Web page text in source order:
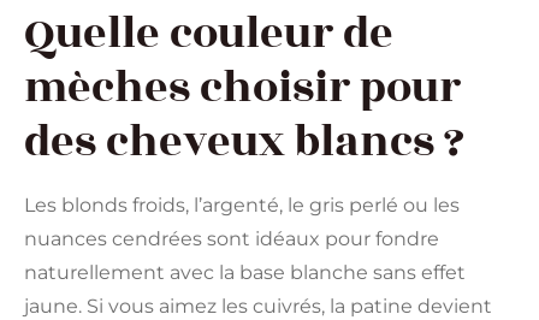
Quelle couleur de
mèches choisir pour
des cheveux blancs ?
Les blonds froids, l’argenté, le gris perlé ou les
nuances cendrées sont idéaux pour fondre
naturellement avec la base blanche sans effet
jaune. Si vous aimez les cuivrés, la patine devient